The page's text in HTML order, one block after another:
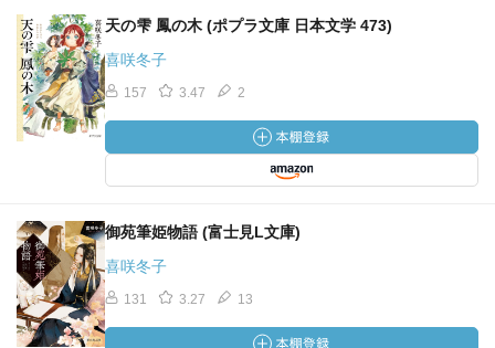
天の雫 鳳の木 (ポプラ文庫 日本文学 473)
喜咲冬子
157 3.47 2
御苑筆姫物語 (富士見L文庫)
喜咲冬子
131 3.27 13